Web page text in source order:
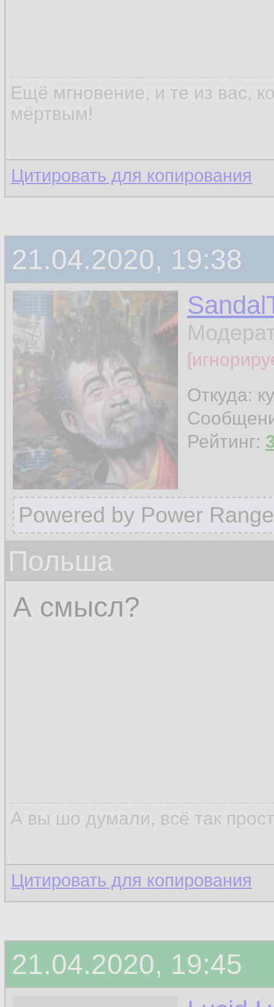
Ещё мгновение, и те из вас,
мёртвым!
Цитировать для копирования
21.04.2020, 19:38
Откуда:
Рейтинг:
Powered by Power
Польша
А смысл?
А вы шо думали, всё так
Цитировать для копирования
21.04.2020, 19:45